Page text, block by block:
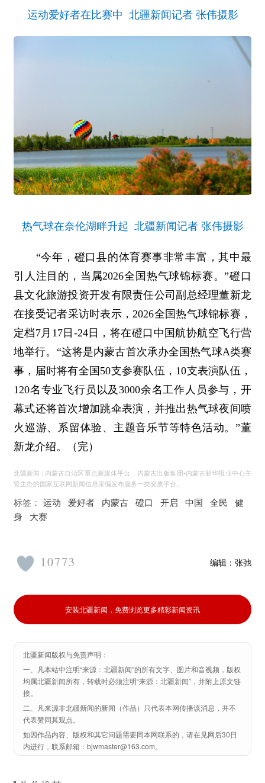
运动爱好者在比赛中 北疆新闻记者 张伟摄影
热气球在奈伦湖畔升起 北疆新闻记者 张伟摄影
“今年，磴口县的体育赛事非常丰富，其中最
引人注目的，当属2026全国热气球锦标赛。”磴口
县文化旅游投资开发有限责任公司副总经理董新龙
在接受记者采访时表示，2026全国热气球锦标赛，
定档7月17日-24日，将在磴口中国航协航空飞行营
地举行。“这将是内蒙古首次承办全国热气球A类赛
事，届时将有全国50支参赛队伍，10支表演队伍，
120名专业飞行员以及3000余名工作人员参与，开
幕式还将首次增加跳伞表演，并推出热气球夜间喷
火巡游、系留体验、主题音乐节等特色活动。”董
新龙介绍。（完）
北疆新闻 | 内蒙古自治区重点新媒体平台，内蒙古出版集团•内蒙古新华报业中心主
管主办的国家互联网新闻信息采编发布服务一类资质平台。
标签： 运动 爱好者 内蒙古 磴口 开启 中国 全民
健
身
大赛
编辑： 张弛
10773
安装北疆新闻，免费浏览更多精彩新闻资讯
北疆新闻版权与免责声明：
一、凡本站中注明“来源：北疆新闻”的所有文字、图片和音视频，版权
均属北疆新闻所有，转载时必须注明“来源：北疆新闻”，并附上原文链
接。
二、凡来源非北疆新闻的新闻（作品）只代表本网传播该消息，并不
代表赞同其观点。
如因作品内容、版权和其它问题需要同本网联系的，请在见网后30日
内进行，联系邮箱：bjwmaster@163.com。